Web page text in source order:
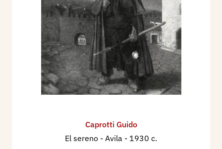
Caprotti Guido
El sereno - Avila - 1930 c.